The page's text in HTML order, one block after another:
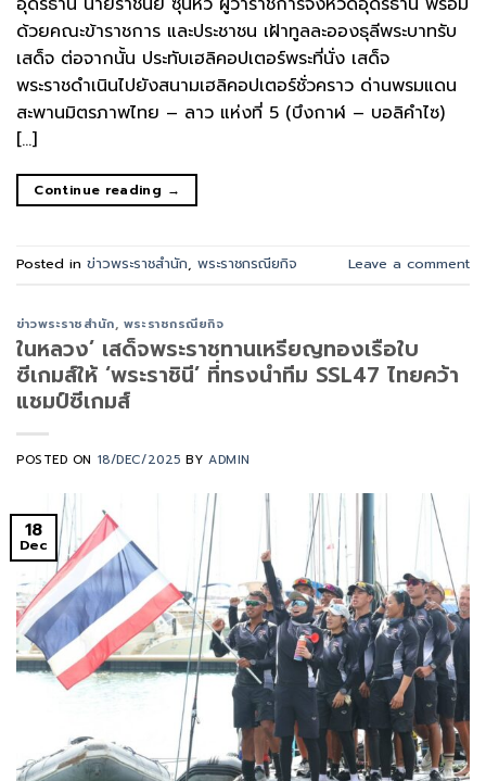
ด้วยคณะข้าราชการ และประชาชน เฝ้าทูลละอองธุลีพระบาทรับ
เสด็จ ต่อจากนั้น ประทับเฮลิคอปเตอร์พระที่นั่ง เสด็จ
พระราชดำเนินไปยังสนามเฮลิคอปเตอร์ชั่วคราว ด่านพรมแดน
สะพานมิตรภาพไทย – ลาว แห่งที่ 5 (บึงกาฬ – บอลิคำไซ)
[…]
Continue reading →
Posted in ข่าวพระราชสำนัก, พระราชกรณียกิจ Leave a comment
ข่าวพระราชสำนัก, พระราชกรณียกิจ
ในหลวง’ เสด็จพระราชทานเหรียญทองเรือใบ
ซีเกมส์ให้ ‘พระราชินี’ ที่ทรงนำทีม SSL47 ไทยคว้า
แชมป์ซีเกมส์
POSTED ON 18/DEC/2025 BYADMIN
18
Dec